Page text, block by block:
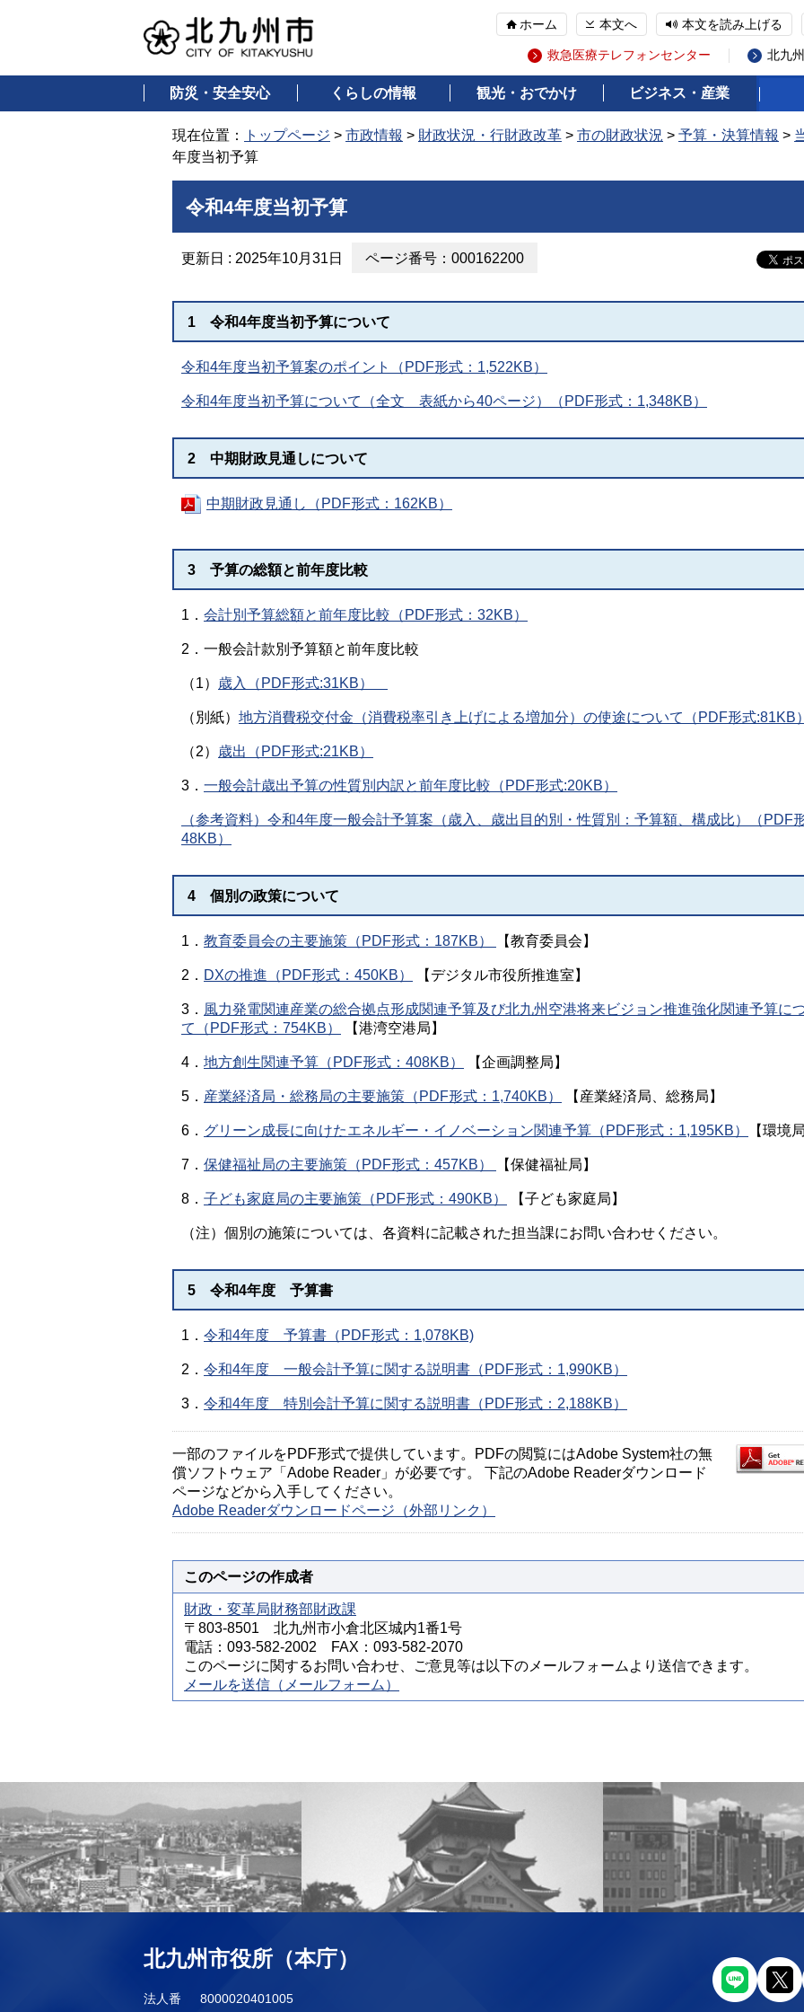
ホーム 本文へ 本文を読み上げる
救急医療テレフォンセンター 北九
防災・安全安心 くらしの情報 観光・おでかけ ビジネス・産業
現在位置： トップページ > 市政情報 > 財政状況・行財政改革 > 市の財政状況 > 予算・決算情報 >
年度当初予算
令和4年度当初予算
更新日 : 2025年10月31日 ページ番号：000162200
1 令和4年度当初予算について
令和4年度当初予算案のポイント（PDF形式：1,522KB）
令和4年度当初予算について（全文 表紙から40ページ）（PDF形式：1,348KB）
2 中期財政見通しについて
中期財政見通し（PDF形式：162KB）
3 予算の総額と前年度比較
1． 会計別予算総額と前年度比較（PDF形式：32KB）
2．一般会計款別予算額と前年度比較
（1） 歳入（PDF形式:31KB）
（別紙） 地方消費税交付金（消費税率引き上げによる増加分）の使途について（PDF形式:81KB
（2） 歳出（PDF形式:21KB）
3． 一般会計歳出予算の性質別内訳と前年度比較（PDF形式:20KB）
（参考資料）令和4年度一般会計予算案（歳入、歳出目的別・性質別：予算額、構成比）（PDF
48KB）
4 個別の政策について
1． 教育委員会の主要施策（PDF形式：187KB） 【教育委員会】
2． DXの推進（PDF形式：450KB） 【デジタル市役所推進室】
3． 風力発電関連産業の総合拠点形成関連予算及び北九州空港将来ビジョン推進強化関連予算に
て（PDF形式：754KB）
【港湾空港局】
4． 地方創生関連予算（PDF形式：408KB） 【企画調整局】
5． 産業経済局・総務局の主要施策（PDF形式：1,740KB） 【産業経済局、総務局】
6． グリーン成長に向けたエネルギー・イノベーション関連予算（PDF形式：1,195KB） 【環境
7． 保健福祉局の主要施策（PDF形式：457KB） 【保健福祉局】
8． 子ども家庭局の主要施策（PDF形式：490KB） 【子ども家庭局】
（注）個別の施策については、各資料に記載された担当課にお問い合わせください。
5 令和4年度 予算書
1． 令和4年度 予算書（PDF形式：1,078KB)
2． 令和4年度 一般会計予算に関する説明書（PDF形式：1,990KB）
3． 令和4年度 特別会計予算に関する説明書（PDF形式：2,188KB）
一部のファイルをPDF形式で提供しています。PDFの閲覧にはAdobe System社の無
償ソフトウェア「Adobe Reader」が必要です。 下記のAdobe Readerダウンロード
ページなどから入手してください。
Adobe Readerダウンロードページ（外部リンク）
このページの作成者
財政・変革局財務部財政課
〒803-8501 北九州市小倉北区城内1番1号
電話：093-582-2002 FAX：093-582-2070
このページに関するお問い合わせ、ご意見等は以下のメールフォームより送信できます。
メールを送信（メールフォーム）
北九州市役所（本庁）
法人番 8000020401005